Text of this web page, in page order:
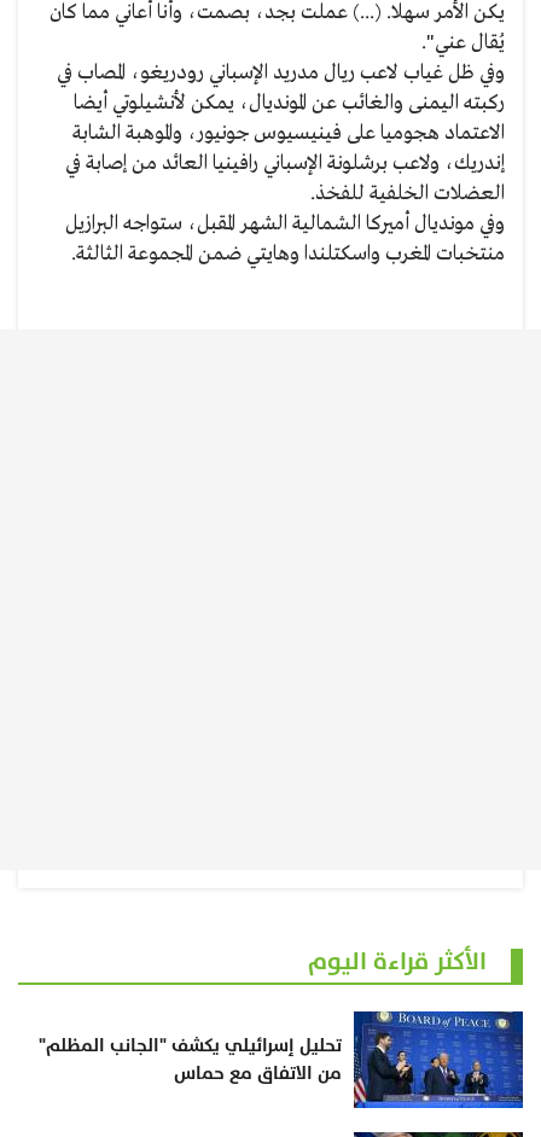
يكن الأمر سهلا. (...) عملت بجد، بصمت، وأنا أعاني مما كان
يُقال عني".
وفي ظل غياب لاعب ريال مدريد الإسباني رودريغو، المصاب في
ركبته اليمنى والغائب عن المونديال، يمكن لأنشيلوتي أيضا
الاعتماد هجوميا على فينيسيوس جونيور، والموهبة الشابة
إندريك، ولاعب برشلونة الإسباني رافينيا العائد من إصابة في
العضلات الخلفية للفخذ.
وفي مونديال أميركا الشمالية الشهر المقبل، ستواجه البرازيل
منتخبات المغرب واسكتلندا وهايتي ضمن المجموعة الثالثة.
الأكثر قراءة اليوم
تحليل إسرائيلي يكشف "الجانب المظلم"
من الاتفاق مع حماس